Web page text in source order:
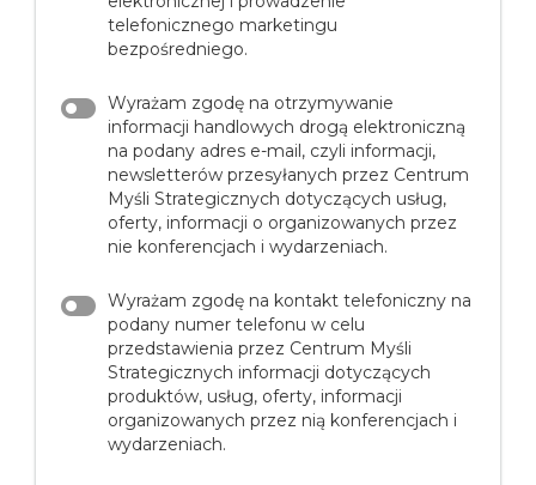
telefonicznego marketingu
bezpośredniego.
Wyrażam zgodę na otrzymywanie
informacji handlowych drogą elektroniczną
na podany adres e-mail, czyli informacji,
newsletterów przesyłanych przez Centrum
Myśli Strategicznych dotyczących usług,
oferty, informacji o organizowanych przez
nie konferencjach i wydarzeniach.
Wyrażam zgodę na kontakt telefoniczny na
podany numer telefonu w celu
przedstawienia przez Centrum Myśli
Strategicznych informacji dotyczących
produktów, usług, oferty, informacji
organizowanych przez nią konferencjach i
wydarzeniach.